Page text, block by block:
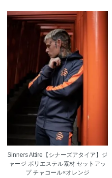
Sinners Attire【シナーズアタイア】ジ
ャージ ポリエステル素材 セットアッ
プ チャコール×オレンジ